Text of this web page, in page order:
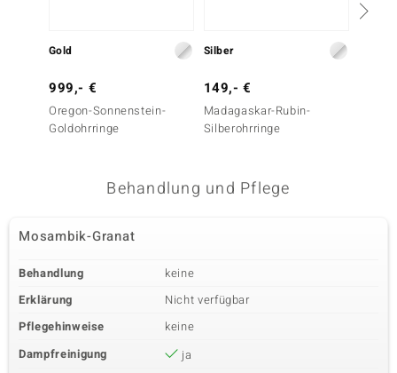
Gold
999,- €
Oregon-Sonnenstein-
Goldohrringe
Silber
149,- €
Madagaskar-Rubin-
Silberohrringe
Behandlung und Pflege
Mosambik-Granat
Behandlung
keine
Erklärung
Nicht verfügbar
Pflegehinweise
keine
Dampfreinigung
ja